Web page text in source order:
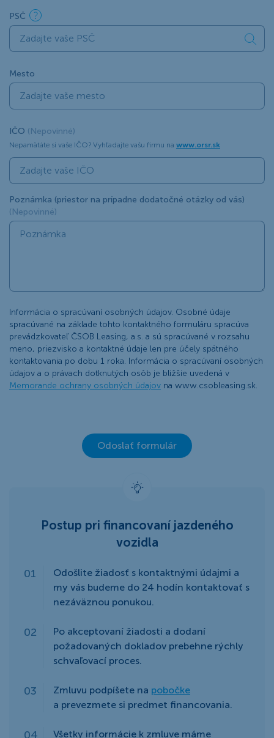
PSČ
Mesto
IČO (Nepovinné)
Nepamätáte si vaše IČO? Vyhľadajte vašu firmu na www.orsr.sk
Poznámka (priestor na prípadne dodatočné otázky od vás)
(Nepovinné)
Informácia o spracúvaní osobných údajov. Osobné údaje
spracúvané na základe tohto kontaktného formuláru spracúva
prevádzkovateľ ČSOB Leasing, a.s. a sú spracúvané v rozsahu
meno, priezvisko a kontaktné údaje len pre účely spätného
kontaktovania po dobu 1 roka. Informácia o spracúvaní osobných
údajov a o právach dotknutých osôb je bližšie uvedená v
Memorande ochrany osobných údajov na www.csobleasing.sk.
Odoslať formulár
Postup pri financovaní jazdeného
vozidla
Odošlite žiadosť s kontaktnými údajmi a
my vás budeme do 24 hodín kontaktovať s
nezáväznou ponukou.
Po akceptovaní žiadosti a dodaní
požadovaných dokladov prebehne rýchly
schvaľovací proces.
Zmluvu podpíšete na pobočke
a prevezmete si predmet financovania.
Všetky informácie k zmluve máme